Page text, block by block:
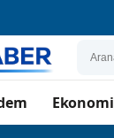
Ekonomi